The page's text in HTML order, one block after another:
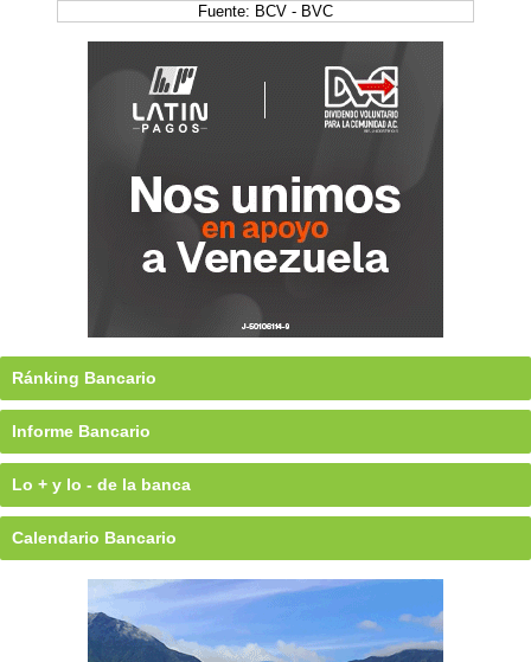
Fuente: BCV - BVC
Ránking Bancario
Informe Bancario
Lo + y lo - de la banca
Calendario Bancario